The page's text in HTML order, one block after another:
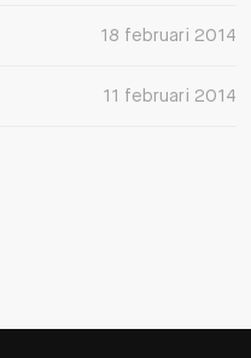
18 februari 2014
11 februari 2014